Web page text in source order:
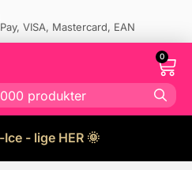
VISA, Mastercard, EAN
0
- lige HER 🌞